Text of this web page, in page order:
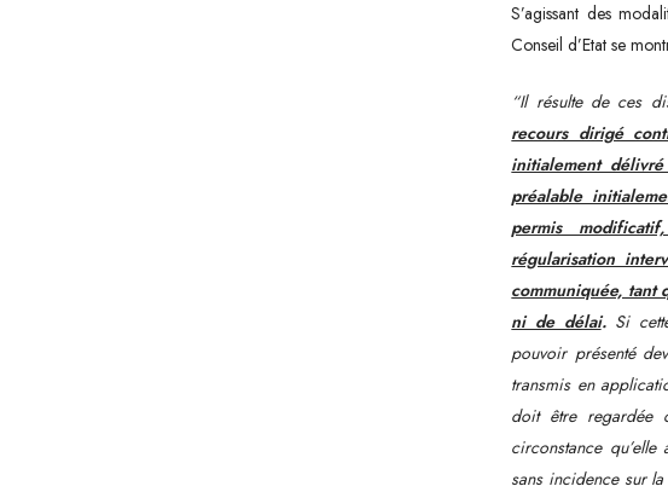
S’agissant des
Conseil d’Etat se
“Il résulte de ces
recours dirigé
initialement
préalable
permis
régularisation
communiquée, tant
ni de délai. Si
pouvoir présenté
transmis en
doit être regardée
circonstance
sans incidence sur